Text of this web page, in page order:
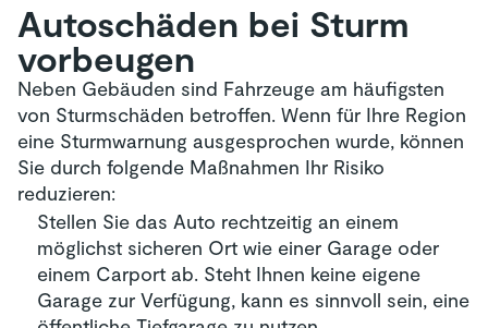
Autoschäden bei Sturm
vorbeugen
Neben Gebäuden sind Fahrzeuge am häufigsten
von Sturmschäden betroffen. Wenn für Ihre Region
eine Sturmwarnung ausgesprochen wurde, können
Sie durch folgende Maßnahmen Ihr Risiko
reduzieren:
Stellen Sie das Auto rechtzeitig an einem
möglichst sicheren Ort wie einer Garage oder
einem Carport ab. Steht Ihnen keine eigene
Garage zur Verfügung, kann es sinnvoll sein, eine